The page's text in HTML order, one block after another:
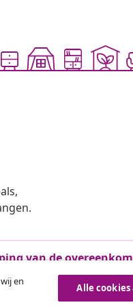
van de
en
Alle